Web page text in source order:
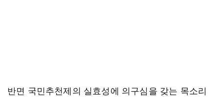
반면 국민추천제의 실효성에 의구심을 갖는 목소리